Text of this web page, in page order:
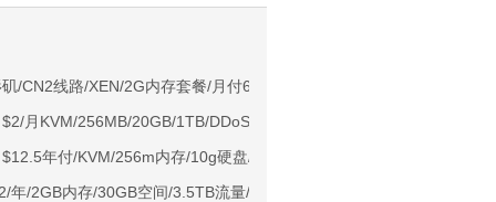
支持主流AI访问
下单送30元
/KVM/深港IX/双端独立IP/香港原生IP
/CN2线路/XEN/2G内存套餐/月付69元
月KVM/256MB/20GB/1TB/DDoS保护 西雅图
年付/KVM/256m内存/10g硬盘/500g流量/洛杉矶
年/2GB内存/30GB空间/3.5TB流量/OpenVZ/洛杉矶